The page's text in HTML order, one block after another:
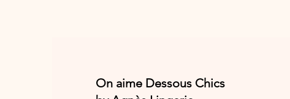
On aime Dessous Chics